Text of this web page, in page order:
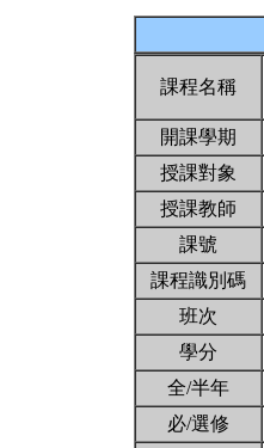
課程名稱
開課學期
授課對象
授課教師
課號
課程識別碼
班次
學分
全/半年
必/選修